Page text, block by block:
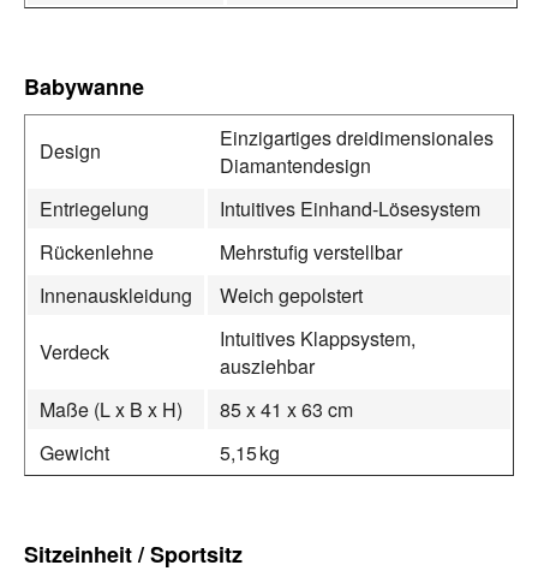
Babywanne
Design
Einzigartiges dreidimensionales
Diamantendesign
Entriegelung
Intuitives Einhand‑Lösesystem
Rückenlehne
Mehrstufig verstellbar
Innenauskleidung
Weich gepolstert
Verdeck
Intuitives Klappsystem,
ausziehbar
Maße (L x B x H)
85 x 41 x 63 cm
Gewicht
5,15 kg
Sitzeinheit / Sportsitz